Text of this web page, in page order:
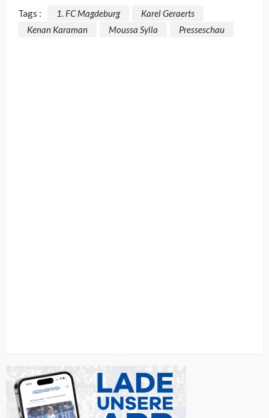
Tags : 1. FC Magdeburg
Karel Geraerts
Kenan Karaman
Moussa Sylla Presseschau